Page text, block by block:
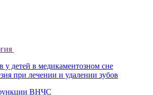
у детей в медикаментозном сне
при лечении и удалении зубов
ВНЧС